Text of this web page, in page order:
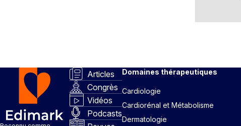
Articles
Congrès
Vidéos
Podcasts
Domaines thérapeutiques
Cardiologie
Cardiorénal et Métabolisme
Dermatologie